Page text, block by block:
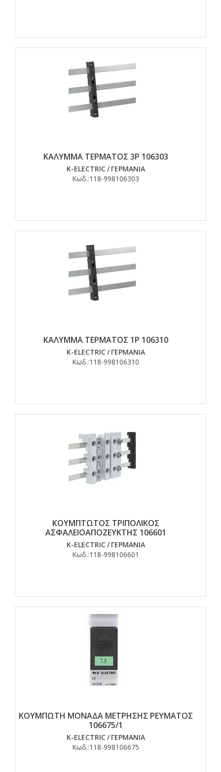
ΚΑΛΥΜΜΑ ΤΕΡΜΑΤΟΣ 3P 106303
K-ELECTRIC/ ΓΕΡΜΑΝΙΑ
Κωδ.:118-998106303
ΚΑΛΥΜΜΑ ΤΕΡΜΑΤΟΣ 1P 106310
K-ELECTRIC/ ΓΕΡΜΑΝΙΑ
Κωδ.:118-998106310
ΚΟΥΜΠΤΩΤΟΣ ΤΡΙΠΟΛΙΚΟΣ
ΑΣΦΑΛΕΙΟΑΠΟΖΕΥΚΤΗΣ 106601
K-ELECTRIC/ ΓΕΡΜΑΝΙΑ
Κωδ.:118-998106601
ΚΟΥΜΠΩΤΗ ΜΟΝΑΔΑ ΜΕΤΡΗΣΗΣ ΡΕΥΜΑΤΟΣ
106675/1
K-ELECTRIC/ ΓΕΡΜΑΝΙΑ
Κωδ.:118-998106675